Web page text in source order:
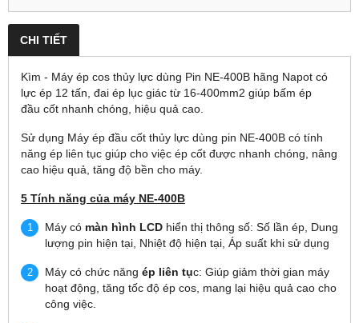
CHI TIẾT
Kìm - Máy ép cos thủy lực dùng Pin NE-400B hãng Napot có
lực ép 12 tấn, đai ép lục giác từ 16-400mm2 giúp bấm ép
đầu cốt nhanh chóng, hiệu quả cao.
Sử dụng Máy ép đầu cốt thủy lực dùng pin NE-400B có tính
năng ép liên tục giúp cho việc ép cốt được nhanh chóng, nâng
cao hiệu quả, tăng độ bền cho máy.
5 Tính năng của máy NE-400B
Máy có màn hình LCD hiển thị thông số: Số lần ép, Dung
lượng pin hiện tại, Nhiệt độ hiện tại, Áp suất khi sử dụng
Máy có chức năng ép liên tục: Giúp giảm thời gian máy
hoạt động, tăng tốc độ ép cos, mang lại hiệu quả cao cho
công việc.